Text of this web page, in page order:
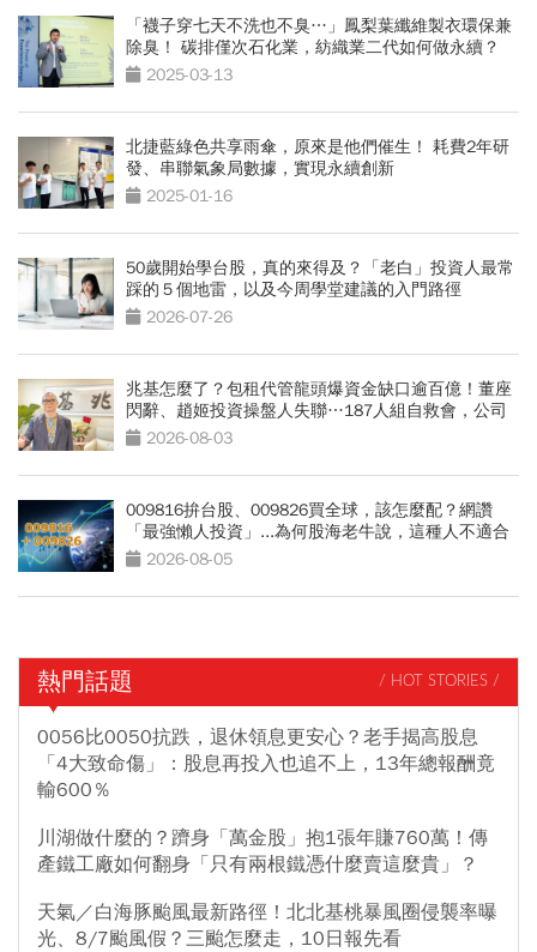
「襪子穿七天不洗也不臭…」鳳梨葉纖維製衣環保兼
除臭！ 碳排僅次石化業，紡織業二代如何做永續？
2025-03-13
北捷藍綠色共享雨傘，原來是他們催生！ 耗費2年研
發、串聯氣象局數據，實現永續創新
2025-01-16
50歲開始學台股，真的來得及？「老白」投資人最常
踩的５個地雷，以及今周學堂建議的入門路徑
2026-07-26
兆基怎麼了？包租代管龍頭爆資金缺口逾百億！董座
閃辭、趙姬投資操盤人失聯…187人組自救會，公司
最新聲明
2026-08-03
009816拚台股、009826買全球，該怎麼配？網讚
「最強懶人投資」...為何股海老牛說，這種人不適合
買？2026-08-05
熱門話題 / HOT STORIES /
0056比0050抗跌，退休領息更安心？老手揭高股息
「4大致命傷」：股息再投入也追不上，13年總報酬竟
輸600％
川湖做什麼的？躋身「萬金股」抱1張年賺760萬！傳
產鐵工廠如何翻身「只有兩根鐵憑什麼賣這麼貴」？
天氣／白海豚颱風最新路徑！北北基桃暴風圈侵襲率曝
光、8/7颱風假？三颱怎麼走，10日報先看